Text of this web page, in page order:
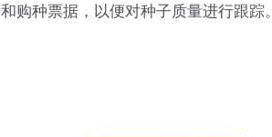
购种票据，以便对种子质量进行跟踪。